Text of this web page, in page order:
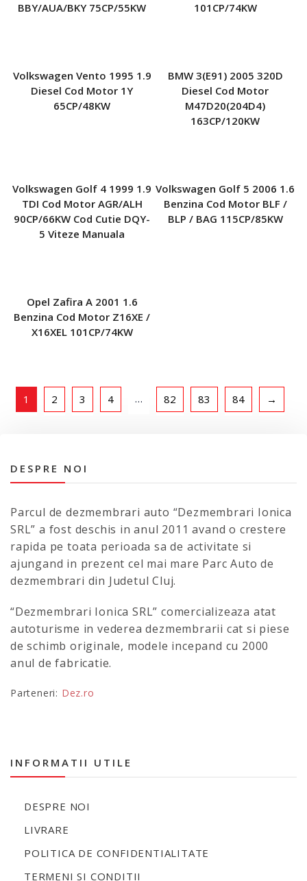
BBY/AUA/BKY 75CP/55KW
101CP/74KW
Volkswagen Vento 1995 1.9
Diesel Cod Motor 1Y
65CP/48KW
BMW 3(E91) 2005 320D
Diesel Cod Motor
M47D20(204D4)
163CP/120KW
Volkswagen Golf 4 1999 1.9
TDI Cod Motor AGR/ALH
90CP/66KW Cod Cutie DQY-
5 Viteze Manuala
Volkswagen Golf 5 2006 1.6
Benzina Cod Motor BLF /
BLP / BAG 115CP/85KW
Opel Zafira A 2001 1.6
Benzina Cod Motor Z16XE /
X16XEL 101CP/74KW
1 2 3 4 … 82 83 84 →
DESPRE NOI
Parcul de dezmembrari auto “Dezmembrari Ionica
SRL” a fost deschis in anul 2011 avand o crestere
rapida pe toata perioada sa de activitate si
ajungand in prezent cel mai mare Parc Auto de
dezmembrari din Judetul Cluj.
“Dezmembrari Ionica SRL” comercializeaza atat
autoturisme in vederea dezmembrarii cat si piese
de schimb originale, modele incepand cu 2000
anul de fabricatie.
Parteneri: Dez.ro
INFORMATII UTILE
DESPRE NOI
LIVRARE
POLITICA DE CONFIDENTIALITATE
TERMENI SI CONDITII